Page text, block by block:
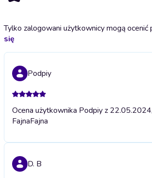
Tylko zalogowani użytkownicy mogą ocenić
się
Podpiy
Ocena użytkownika Podpiy z
FajnaFajna
D. B